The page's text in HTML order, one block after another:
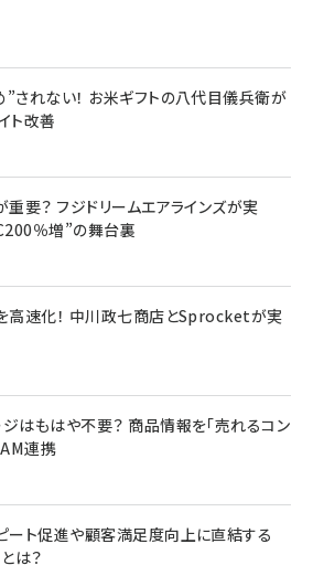
されない！ お米ギフトの八代目儀兵衛が
ト改善
要？ フジドリームエアラインズが実
％増”の舞台裏
高速化！ 中川政七商店とSprocketが実
はもはや不要？ 商品情報を「売れるコン
連携
ート促進や顧客満足度向上に直結する
は？